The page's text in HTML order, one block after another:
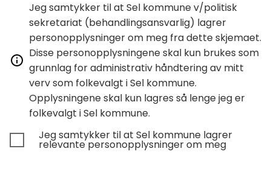
Jeg samtykker til at Sel kommune v/politisk
sekretariat (behandlingsansvarlig) lagrer
personopplysninger om meg fra dette skjemaet.
Disse personopplysningene skal kun brukes som
grunnlag for administrativ håndtering av mitt
verv som folkevalgt i Sel kommune.
Opplysningene skal kun lagres så lenge jeg er
folkevalgt i Sel kommune.
Jeg samtykker til at Sel kommune lagrer
relevante personopplysninger om meg